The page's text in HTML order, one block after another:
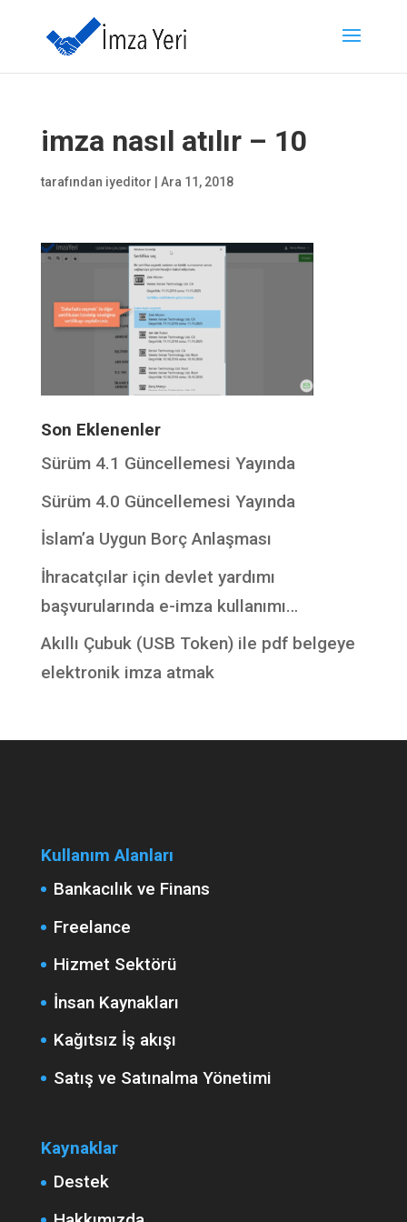
imza nasıl atılır – 10
tarafından iyeditor Ara 11, 2018
Son Eklenenler
Sürüm 4.1 Güncellemesi Yayında
Sürüm 4.0 Güncellemesi Yayında
İslam’a Uygun Borç Anlaşması
İhracatçılar için devlet yardımı
başvurularında e-imza kullanımı…
Akıllı Çubuk (USB Token) ile pdf belgeye
elektronik imza atmak
Kullanım Alanları
Bankacılık ve Finans
Freelance
Hizmet Sektörü
İnsan Kaynakları
Kağıtsız İş akışı
Satış ve Satınalma Yönetimi
Kaynaklar
Destek